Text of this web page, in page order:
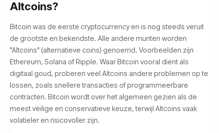
Altcoins?
Bitcoin was de eerste cryptocurrency en is nog steeds veruit
de grootste en bekendste. Alle andere munten worden
"Altcoins" (alternatieve coins) genoemd. Voorbeelden zijn
Ethereum, Solana of Ripple. Waar Bitcoin vooral dient als
digitaal goud, proberen veel Altcoins andere problemen op te
lossen, zoals snellere transacties of programmeerbare
contracten. Bitcoin wordt over het algemeen gezien als de
meest veilige en conservatieve keuze, terwijl Altcoins vaak
volatieler en risicovoller zijn.